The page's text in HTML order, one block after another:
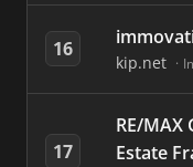
16
kip.net
17
RE/MAX
Estate